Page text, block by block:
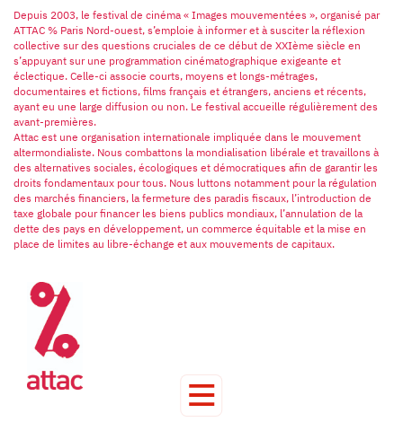
Depuis 2003, le festival de cinéma « Images mouvementées », organisé par
ATTAC % Paris Nord-ouest, s’emploie à informer et à susciter la réflexion
collective sur des questions cruciales de ce début de XXIème siècle en
s’appuyant sur une programmation cinématographique exigeante et
éclectique. Celle-ci associe courts, moyens et longs-métrages,
documentaires et fictions, films français et étrangers, anciens et récents,
ayant eu une large diffusion ou non. Le festival accueille régulièrement des
avant-premières.
Attac est une organisation internationale impliquée dans le mouvement
altermondialiste. Nous combattons la mondialisation libérale et travaillons à
des alternatives sociales, écologiques et démocratiques afin de garantir les
droits fondamentaux pour tous. Nous luttons notamment pour la régulation
des marchés financiers, la fermeture des paradis fiscaux, l’introduction de
taxe globale pour financer les biens publics mondiaux, l’annulation de la
dette des pays en développement, un commerce équitable et la mise en
place de limites au libre-échange et aux mouvements de capitaux.